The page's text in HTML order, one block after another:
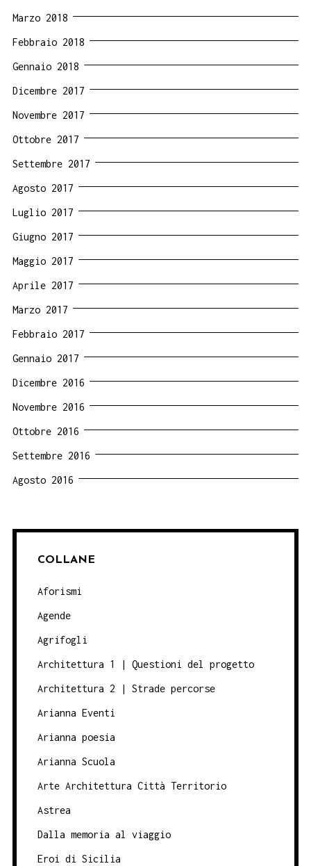
Marzo 2018
Febbraio 2018
Gennaio 2018
Dicembre 2017
Novembre 2017
Ottobre 2017
Settembre 2017
Agosto 2017
Luglio 2017
Giugno 2017
Maggio 2017
Aprile 2017
Marzo 2017
Febbraio 2017
Gennaio 2017
Dicembre 2016
Novembre 2016
Ottobre 2016
Settembre 2016
Agosto 2016
COLLANE
Aforismi
Agende
Agrifogli
Architettura 1 | Questioni del progetto
Architettura 2 | Strade percorse
Arianna Eventi
Arianna poesia
Arianna Scuola
Arte Architettura Città Territorio
Astrea
Dalla memoria al viaggio
Eroi di Sicilia